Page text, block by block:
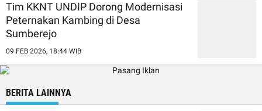
Tim KKNT UNDIP Dorong Modernisasi
Peternakan Kambing di Desa
Sumberejo
09 FEB 2026, 18:44 WIB
BERITA LAINNYA